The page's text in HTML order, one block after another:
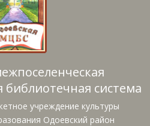
система
учреждение культуры
Одоевский район